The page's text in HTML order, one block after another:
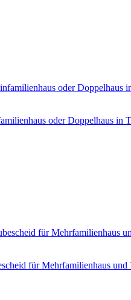
oder Doppelhaus in
für Mehrfamilienhaus und